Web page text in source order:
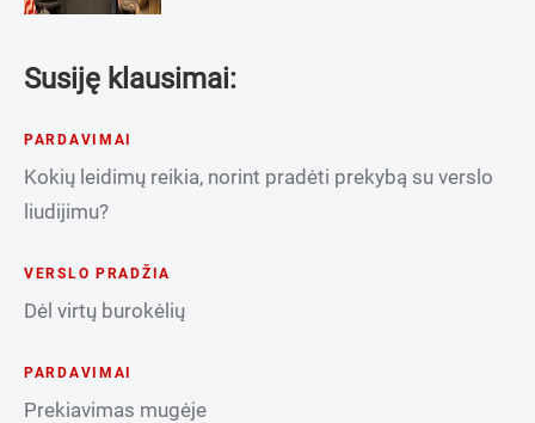
Susiję klausimai:
PARDAVIMAI
Kokių leidimų reikia, norint pradėti prekybą su verslo
liudijimu?
VERSLO PRADŽIA
Dėl virtų burokėlių
PARDAVIMAI
Prekiavimas mugėje